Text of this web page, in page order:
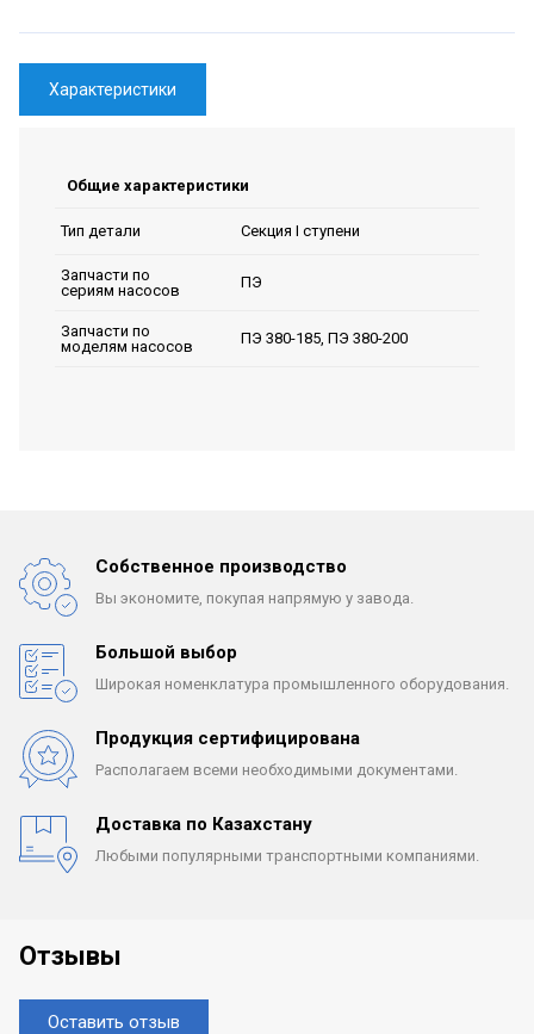
Характеристики
Общие характеристики
Тип детали Секция I ступени
Запчасти по
сериям насосов
ПЭ
Запчасти по
моделям насосов
ПЭ 380-185, ПЭ 380-200
Собственное производство
Вы экономите, покупая напрямую у завода.
Большой выбор
Широкая номенклатура промышленного оборудования.
Продукция сертифицирована
Располагаем всеми необходимыми документами.
Доставка по Казахстану
Любыми популярными транспортными компаниями.
Отзывы
Оставить отзыв